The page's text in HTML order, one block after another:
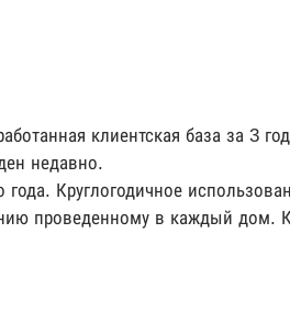
клиентская база за 3
недавно.
Круглогодичное
проведенному в каждый дом.